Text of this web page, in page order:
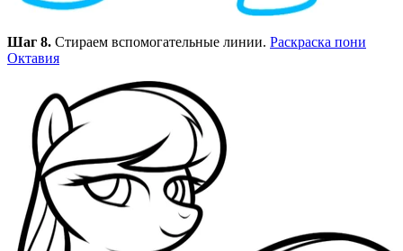
Шаг 8. Стираем вспомогательные линии. Раскраска пони
Октавия